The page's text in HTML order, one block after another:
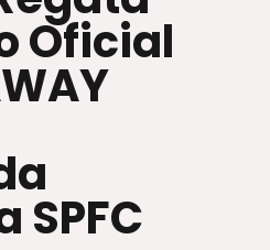
Oficial
SPFC